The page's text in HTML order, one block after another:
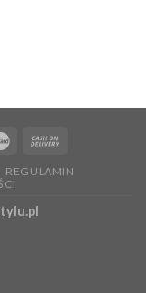
REGULAMIN